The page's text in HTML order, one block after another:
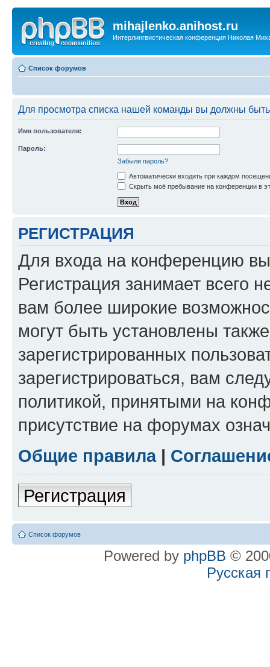
mihajlenko.anihost.ru
Интерлингвистическая конференция Николая
Список форумов
Для просмотра списка нашей команды вы должны
Имя пользователя:
Пароль:
Забыли пароль?
Автоматически входить при каждом
Скрыть моё пребывание на конференции в
РЕГИСТРАЦИЯ
Для входа на конференцию
Регистрация занимает всего
вам более широкие
могут быть установлены
зарегистрированных
зарегистрироваться, вам
политикой, принятыми на
присутствие на форумах
Общие правила|
Регистрация
Список форумов
Powered by phpBB ©
Русская